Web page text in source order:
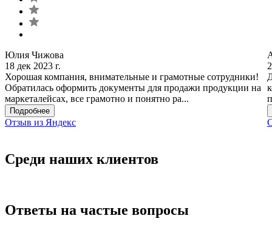
Юлия Чижова
18 дек 2023 г.
Хорошая компания, внимательные и грамотные сотрудники!
Обратилась оформить документы для продажи продукции на
маркеталейсах, все грамотно и понятно ра...
Подробнее
Отзыв из Яндекс
Среди наших клиентов
Ответы на частые вопросы